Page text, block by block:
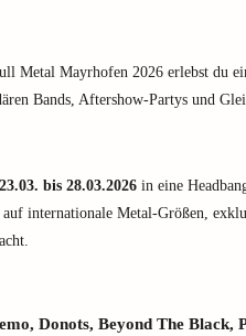
Metal Mayrhofen 2026 erlebst du
Bands, Aftershow-Partys und
23.03. bis 28.03.2026 in eine
internationale Metal-Größen,
Donots, Beyond The Black,